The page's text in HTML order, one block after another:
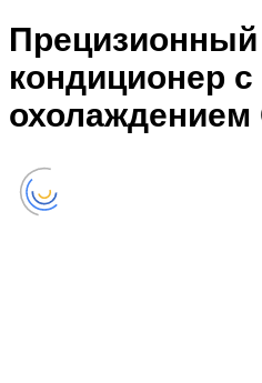
кондиционер
охолаждением